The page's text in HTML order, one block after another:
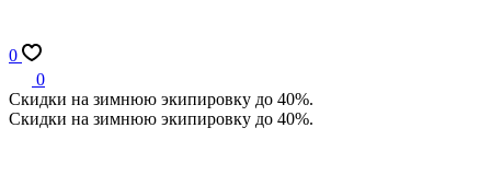
0
0
Скидки на зимнюю экипировку до 40%.
Скидки на зимнюю экипировку до 40%.